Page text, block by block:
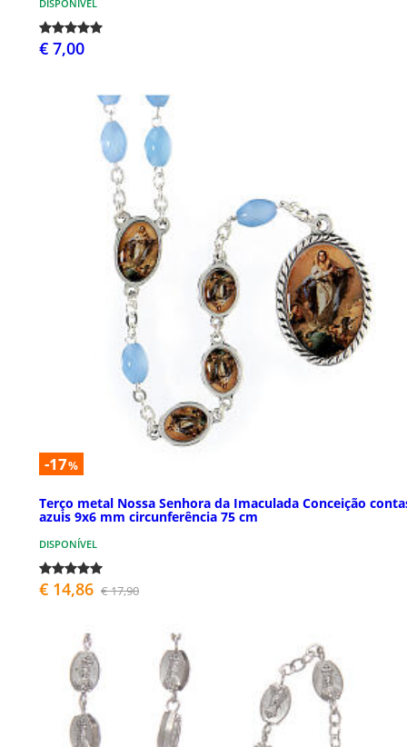
DISPONÍVEL
€ 7,00
-17%
Terço metal Nossa Senhora da Imaculada Conceição
azuis 9x6 mm circunferência 75 cm
DISPONÍVEL
€ 14,86 € 17,90